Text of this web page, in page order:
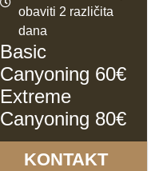
obaviti 2 različita
dana
Basic
Canyoning 60€
Extreme
Canyoning 80€
KONTAKT